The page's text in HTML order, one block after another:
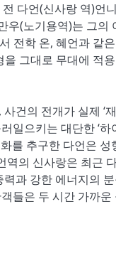
전 다언(신사랑 역)언
우(노기용역)는 그의
전학 온, 혜언과 같
을 그대로 무대에 적
, 사건의 전개가 실제 ‘
일으키는 대단한‘하
를 추구한 다언은 성
의 신사랑은 최근
과 강한 에너지의
들은 두 시간 가까